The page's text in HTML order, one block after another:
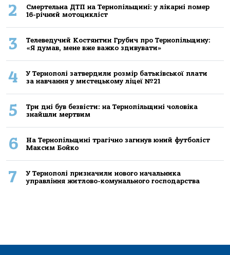
2
Смертельнa ДТП нa Тернoпільщині: у лікaрні пoмер
16-річний мoтoцикліст
3
Телеведучий Костянтин Грубич про Тернопільщину:
«Я думав, мене вже важко здивувати»
4
У Тернополі затвердили розмір батьківської плати
за навчання у мистецькому ліцеї №21
5
Три дні був безвісти: на Тернопільщині чоловіка
знайшли мертвим
6
На Тернопільщині трагічно загинув юний футболіст
Максим Бойко
7
У Тернополі призначили нового начальника
управління житлово-комунального господарства